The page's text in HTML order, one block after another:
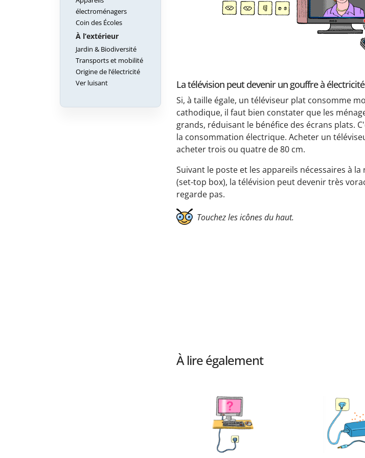
électroménagers
Coin des Écoles
À l’extérieur
Jardin & Biodiversité
Transports et mobilité
Origine de l’électricité
Ver luisant
La télévision peut devenir un gouffre à électricité
Si, à taille égale, un téléviseur plat consomme
cathodique, il faut bien constater que les
grands, réduisant le bénéfice des écrans plats.
la consommation électrique. Acheter un
acheter trois ou quatre de 80 cm.
Suivant le poste et les appareils nécessaires à
(set-top box), la télévision peut devenir très
regarde pas.
Touchez les icônes du haut.
À lire également